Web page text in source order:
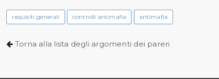
requisiti generali controlli antimafia antimafia
Torna alla lista degli argomenti dei pareri